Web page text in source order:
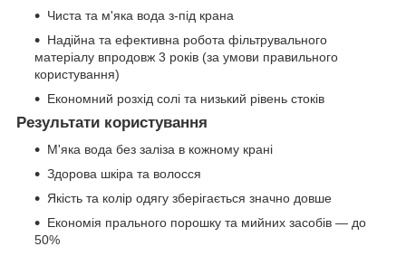
Чиста та м'яка вода з-під крана
Надійна та ефективна робота фільтрувального
матеріалу впродовж 3 років (за умови правильного
користування)
Економний розхід солі та низький рівень стоків
Результати користування
М'яка вода без заліза в кожному крані
Здорова шкіра та волосся
Якість та колір одягу зберігається значно довше
Економія прального порошку та мийних засобів — до
50%